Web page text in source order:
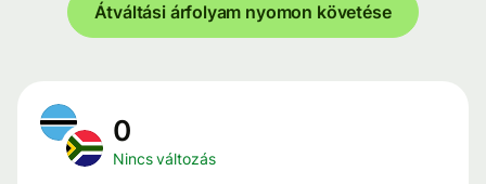
Átváltási árfolyam nyomon követése
0
Nincs változás